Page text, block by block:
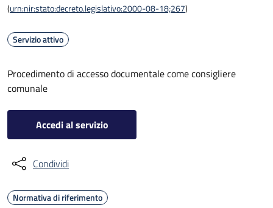
(urn:nir:stato:decreto.legislativo:2000-08-18;267)
Servizio attivo
Procedimento di accesso documentale come consigliere
comunale
Accedi al servizio
Condividi
Normativa di riferimento